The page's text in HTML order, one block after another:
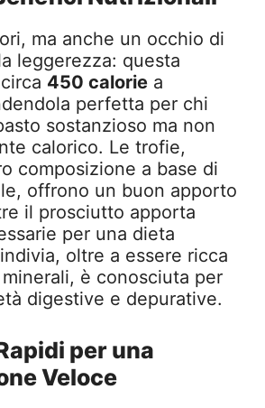
ma anche un occhio di
leggerezza: questa
450 calorie a
perfetta per chi
sostanzioso ma non
calorico. Le trofie,
composizione a base di
offrono un buon apporto
il prosciutto apporta
per una dieta
oltre a essere ricca
è conosciuta per
digestive e depurative.
per una
Veloce